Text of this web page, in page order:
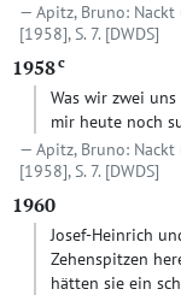
Apitz, Bruno:
[1958], S. 7. [DWDS]
1958c
Was wir zwei
mir heute noch
Apitz, Bruno:
[1958], S. 7. [DWDS]
1960
Josef-Heinrich
Zehenspitzen
hätten sie ein